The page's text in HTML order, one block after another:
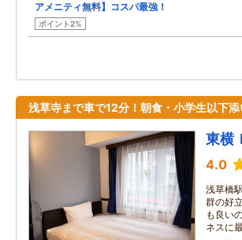
アメニティ無料】コスパ最強！
ポイント2%
浅草寺まで車で12分！朝食・小学生以下
東横
4.0
浅草橋
群の好
も良い
ネスに